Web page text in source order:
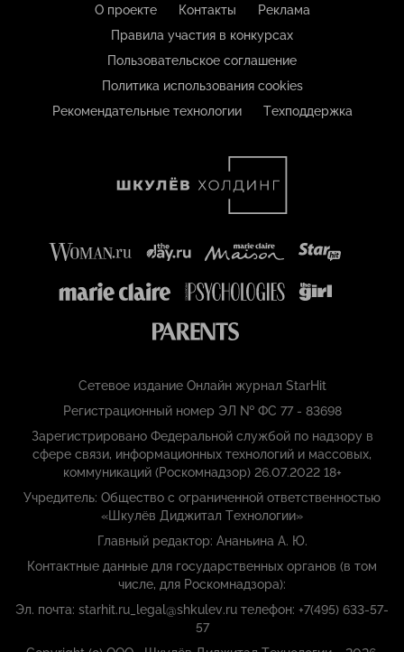
О проекте Контакты
Реклама
Правила участия в конкурсах
Пользовательское соглашение
Политика использования cookies
Рекомендательные технологии
Техподдержка
Сетевое издание Онлайн журнал StarHit
Регистрационный номер ЭЛ № ФС 77 - 83698
Зарегистрировано Федеральной службой по надзору в
сфере связи, информационных технологий и массовых,
коммуникаций (Роскомнадзор) 26.07.2022 18+
Учредитель: Общество с ограниченной ответственностью
«Шкулёв Диджитал Технологии»
Главный редактор: Ананьина А. Ю.
Контактные данные для государственных органов (в том
числе, для Роскомнадзора):
Эл. почта: starhit.ru_legal@shkulev.ru телефон: +7(495) 633-57-
57